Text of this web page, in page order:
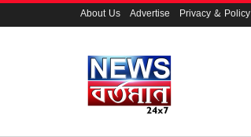
About Us Advertise Privacy & Policy